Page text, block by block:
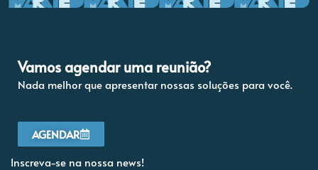
Vamos agendar uma reunião?
Nada melhor que apresentar nossas soluções para você.
AGENDAR
Inscreva-se na nossa news!